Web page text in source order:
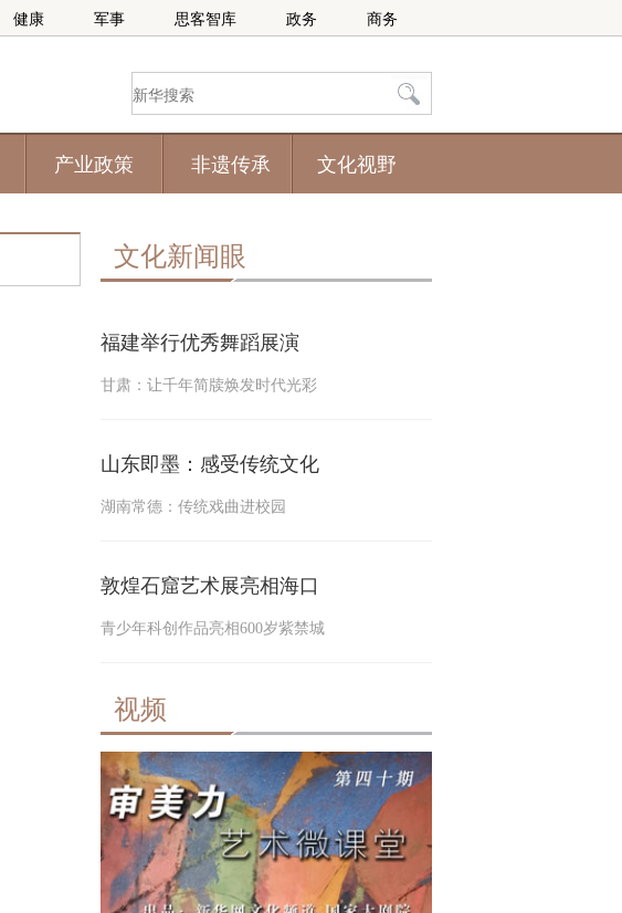
健康 军事 思客智库 政务 商务
产业政策 非遗传承 文化视野
文化新闻眼
福建举行优秀舞蹈展演
甘肃：让千年简牍焕发时代光彩
山东即墨：感受传统文化
湖南常德：传统戏曲进校园
敦煌石窟艺术展亮相海口
青少年科创作品亮相600岁紫禁城
视频